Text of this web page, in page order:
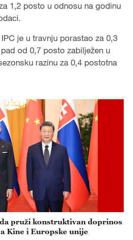
1,2 posto u odnosu na godinu
je u travnju porastao za 0,3
od 0,7 posto zabilježen u
razinu za 0,4 postotna
pruži konstruktivan doprinos
Kine i Europske unije